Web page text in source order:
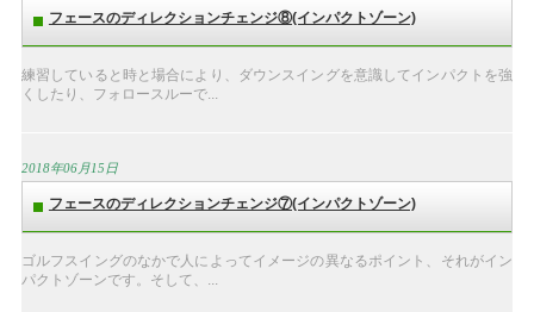
フェースのディレクションチェンジ⑧(インパクトゾーン)
練習していると時と場合により、ダウンスイングを意識してインパクトを強
くしたり、フォロースルーで...
2018年06月15日
フェースのディレクションチェンジ⑦(インパクトゾーン)
ゴルフスイングのなかで人によってイメージの異なるポイント、それがイン
パクトゾーンです。そして、...